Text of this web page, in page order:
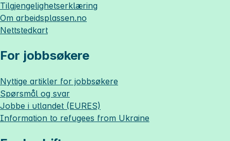
Tilgjengelighetserklæring
Om arbeidsplassen.no
Nettstedkart
For jobbsøkere
Nyttige artikler for jobbsøkere
Spørsmål og svar
Jobbe i utlandet (EURES)
Information to refugees from Ukraine